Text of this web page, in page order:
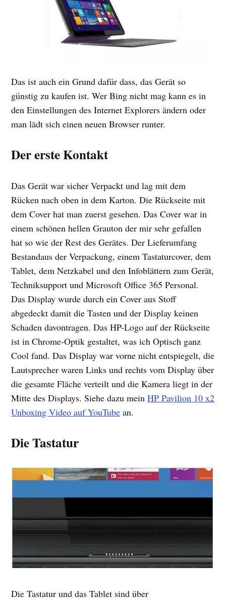
Das ist auch ein Grund dafür dass, das Gerät so
günstig zu kaufen ist. Wer Bing nicht mag kann es in
den Einstellungen des Internet Explorers ändern oder
man lädt sich einen neuen Browser runter.
Der erste Kontakt
Das Gerät war sicher Verpackt und lag mit dem
Rücken nach oben in dem Karton. Die Rückseite mit
dem Cover hat man zuerst gesehen. Das Cover war in
einem schönen hellen Grauton der mir sehr gefallen
hat so wie der Rest des Gerätes. Der Lieferumfang
Bestandaus der Verpackung, einem Tastaturcover, dem
Tablet, dem Netzkabel und den Infoblättern zum Gerät,
Techniksupport und Microsoft Office 365 Personal.
Das Display wurde durch ein Cover aus Stoff
abgedeckt damit die Tasten und der Display keinen
Schaden davontragen. Das HP-Logo auf der Rückseite
ist in Chrome-Optik gestaltet, was ich Optisch ganz
Cool fand. Das Display war vorne nicht entspiegelt, die
Lautsprecher waren Links und rechts vom Display über
die gesamte Fläche verteilt und die Kamera liegt in der
Mitte des Displays. Siehe dazu meinHP Pavilion 10 x2
Unboxing Video auf YouTube an.
Die Tastatur
Die Tastatur und das Tablet sind über